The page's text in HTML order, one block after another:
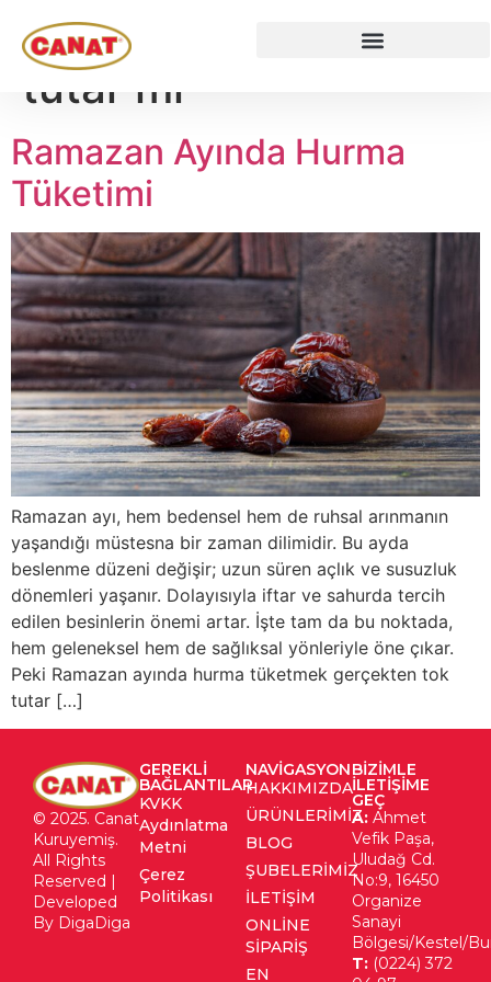
Etiket:
hurma tok
tutar mı
Ramazan Ayında Hurma
Tüketimi
Ramazan ayı, hem bedensel hem de ruhsal arınmanın
yaşandığı müstesna bir zaman dilimidir. Bu ayda
beslenme düzeni değişir; uzun süren açlık ve susuzluk
dönemleri yaşanır. Dolayısıyla iftar ve sahurda tercih
edilen besinlerin önemi artar. İşte tam da bu noktada,
hem geleneksel hem de sağlıksal yönleriyle öne çıkar.
Peki Ramazan ayında hurma tüketmek gerçekten tok
tutar […]
© 2025. Canat
Kuruyemiş.
All Rights
Reserved |
Developed
By DigaDiga
GEREKLI
BAĞLANTILAR
KVKK
Aydınlatma
Metni
Çerez
Politikası
NAVIGASYON
HAKKIMIZDA
ÜRÜNLERIMIZ
BLOG
ŞUBELERIMIZ
İLETIŞIM
ONLINE
SIPARIŞ
EN
BIZIMLE
ILETIŞIME
GEÇ
A: Ahmet
Vefik Paşa,
Uludağ Cd.
No:9, 16450
Organize
Sanayi
Bölgesi/Kestel/
T: (0224) 372